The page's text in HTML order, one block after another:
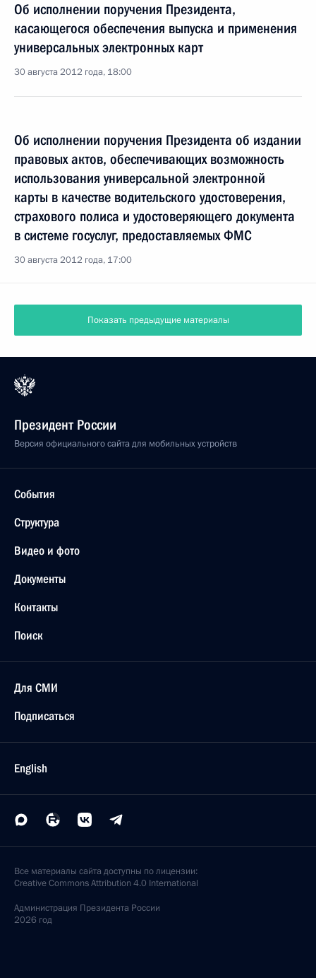
Об исполнении поручения Президента,
касающегося обеспечения выпуска и применения
универсальных электронных карт
30 августа 2012 года, 18:00
Об исполнении поручения Президента об издании
правовых актов, обеспечивающих возможность
использования универсальной электронной
карты в качестве водительского удостоверения,
страхового полиса и удостоверяющего документа
в системе госуслуг, предоставляемых ФМС
30 августа 2012 года, 17:00
Показать предыдущие материалы
Президент России
Версия официального сайта для мобильных устройств
События
Структура
Видео и фото
Документы
Контакты
Поиск
Для СМИ
Подписаться
English
Все материалы сайта доступны по лицензии:
Creative Commons Attribution 4.0 International
Администрация Президента России
2026 год